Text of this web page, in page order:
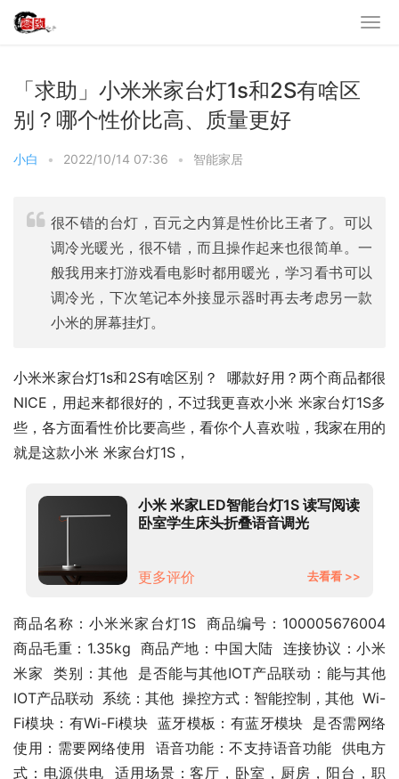
「求助」小米米家台灯1s和2S有啥区
别？哪个性价比高、质量更好
小白 • 2022/10/14 07:36 • 智能家居
很不错的台灯，百元之内算是性价比王者了。可以
调冷光暖光，很不错，而且操作起来也很简单。一
般我用来打游戏看电影时都用暖光，学习看书可以
调冷光，下次笔记本外接显示器时再去考虑另一款
小米的屏幕挂灯。
小米米家台灯1s和2S有啥区别？  哪款好用？两个商品都很
NICE，用起来都很好的，不过我更喜欢小米 米家台灯1S多
些，各方面看性价比要高些，看你个人喜欢啦，我家在用的
就是这款小米 米家台灯1S，
小米 米家LED智能台灯1S 读写阅读
卧室学生床头折叠语音调光
更多评价 去看看 >>
商品名称：小米米家台灯1S  商品编号：100005676004
商品毛重：1.35kg  商品产地：中国大陆  连接协议：小米
米家  类别：其他  是否能与其他IOT产品联动：能与其他
IOT产品联动  系统：其他  操控方式：智能控制，其他  Wi-
Fi模块：有Wi-Fi模块  蓝牙模板：有蓝牙模块  是否需网络
使用：需要网络使用  语音功能：不支持语音功能  供电方
式：电源供电  适用场景：客厅，卧室，厨房，阳台，职